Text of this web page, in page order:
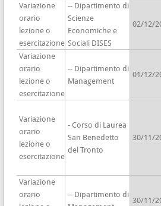
Variazione
orario
lezione o
esercitazione
-- Dipartimento di
Scienze
Economiche e
Sociali DISES
02/12/
Variazione
orario
lezione o
esercitazione
-- Dipartimento di
Management
01/12/
Variazione
orario
lezione o
esercitazione
- Corso di Laurea
San Benedetto
del Tronto
30/11/
Variazione
orario
-- Dipartimento di
30/11/